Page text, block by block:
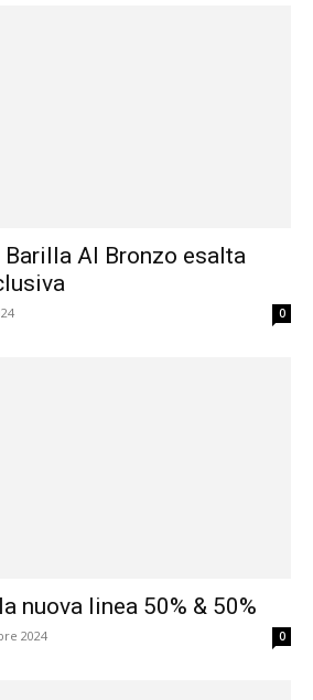
Barilla Al Bronzo esalta
0
nuova linea 50% & 50%
2024 0